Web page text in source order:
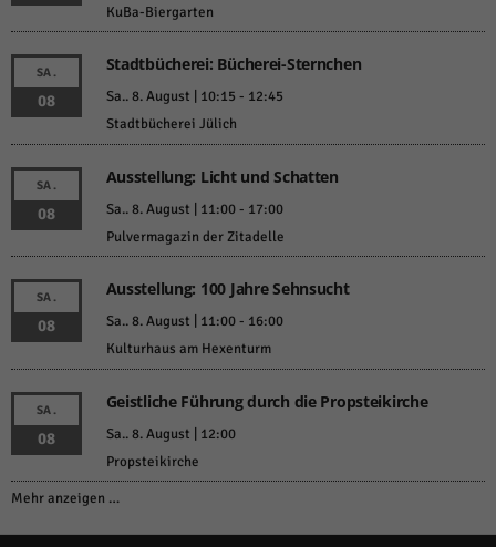
KuBa-Biergarten
SA.
08
Stadtbücherei: Bücherei-Sternchen
Sa.. 8. August | 10:15 - 12:45
Stadtbücherei Jülich
SA.
08
Ausstellung: Licht und Schatten
Sa.. 8. August | 11:00- 17:00
Pulvermagazin der Zitadelle
SA.
08
Ausstellung: 100 Jahre Sehnsucht
Sa.. 8. August | 11:00- 16:00
Kulturhaus am Hexenturm
SA.
08
Geistliche Führung durch die Propsteikirche
Sa.. 8. August | 12:00
Propsteikirche
Mehr anzeigen …